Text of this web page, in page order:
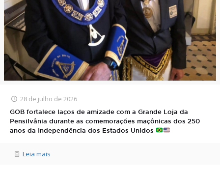
28 de julho de 2026
GOB fortalece laços de amizade com a Grande Loja da
Pensilvânia durante as comemorações maçônicas dos 250
anos da Independência dos Estados Unidos
Leia mais